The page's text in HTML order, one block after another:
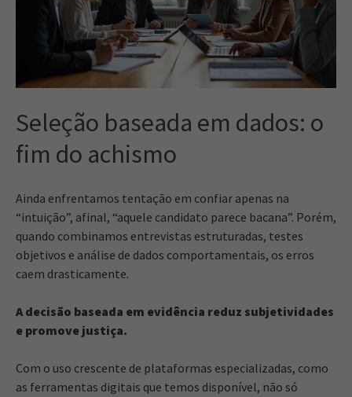
Seleção baseada em dados: o
fim do achismo
Ainda enfrentamos tentação em confiar apenas na
“intuição”, afinal, “aquele candidato parece bacana”. Porém,
quando combinamos entrevistas estruturadas, testes
objetivos e análise de dados comportamentais, os erros
caem drasticamente.
A decisão baseada em evidência reduz subjetividades
e promove justiça.
Com o uso crescente de plataformas especializadas, como
as ferramentas digitais que temos disponível, não só